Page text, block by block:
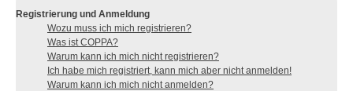
Registrierung und Anmeldung
Wozu muss ich mich registrieren?
Was ist COPPA?
Warum kann ich mich nicht registrieren?
Ich habe mich registriert, kann mich aber nicht anmelden!
Warum kann ich mich nicht anmelden?